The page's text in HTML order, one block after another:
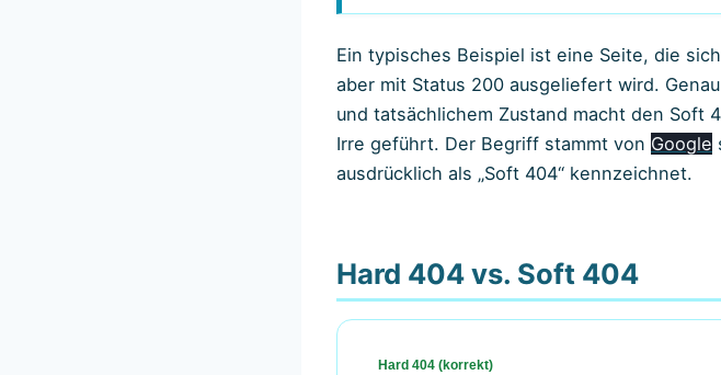
Ein typisches Beispiel ist eine Seite, die
aber mit Status 200 ausgeliefert wird.
und tatsächlichem Zustand macht den Soft
Irre geführt. Der Begriff stammt von Google
ausdrücklich als „Soft 404“ kennzeichnet.
Hard 404 vs. Soft 404
Hard 404 (korrekt)